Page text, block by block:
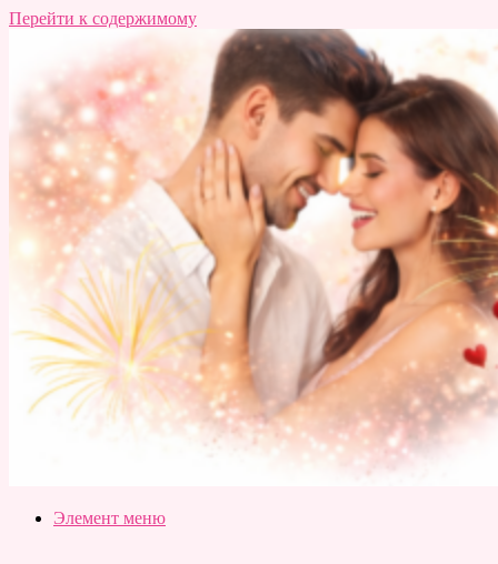
Перейти к содержимому
Slubovju.ru
Бесплатные
Элемент меню